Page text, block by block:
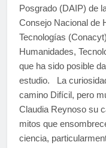
Posgrado (DAIP) de
Consejo Nacional de
Tecnologías
Humanidades,
que ha sido posible
estudio. La
camino Difícil, pero
Claudia Reynoso su
mitos que
ciencia,